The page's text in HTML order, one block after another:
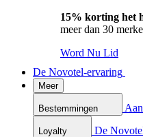
15% korting het
meer dan 30
Word Nu Lid
De Novotel-ervaring
Meer
Bestemmingen
Loyalty De